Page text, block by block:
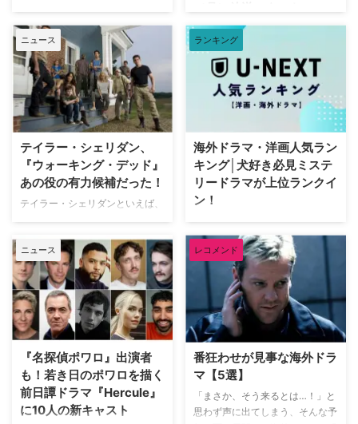
ーやスピンオフ作品『LAW &
ORDER クリミナル・インテン
ト』 …
ク・ドーキンス（通称：ドジャ
ー）役を務める『クイーンズ・ギ
ャンビット』のトーマス …
『グッド・オーメンズ』）が、映
像ソフトメーカーの米Criterion社
による人気企画「Criterion
Closet」に登場した。数多の名作
映画のDVDやBlu-rayが並ぶ夢の
ようなクローゼットを訪れたデヴ
ィッドは、自身が幼少期や俳優人
生の中で多大な影響を受けた名作
映画をピックアップ。その魅力を
熱く語った。 『バンデットQ』か
らオロノ劇の名作まで！独自のセ
ンスで選ぶ名作群 最初に彼が手
…
“ミステリーの女王”ことアガサ・
クリスティーによる小説をもとに
した『アガサ・クリスティー 無
実はさいなむ』が、NHK BSプレ
ミアム4Kにて8月10日（月）放送
スタート。 犯人はほかにいる…？
疑心暗鬼に襲われる一家 原作は
1958年に発表され、1984年に
『ドーバー海峡殺人事件』という
邦題で映画が作られたことも。そ
の際には、ドナルド・サザーラン
ド、フェイ・ダナウェイ、クリス
トファー・プラマーなどが出演し
ていた。 今回のドラマ版のキャ
ストには、過去にクリスティー作
品に出演したことのある顔ぶれが
多数含まれてい …
ニュース
テイラー・シェリダン、
『ウォーキング・デッド』
あの役の有力候補だった！
テイラー・シェリダンといえば、
『ウォーキング・デッド』で俳優
としてブレイクしていた可能性も
あるようだ。 「あと一歩で逃し
た役」のおかげで救われる 2018
年に始まった『イエローストー
ン』をはじめ、『メイヤー・オ
キング』『特殊作戦部隊：ライオ
ネス』『ランドマン』など、クリ
エイターとして次々とヒットドラ
マを生み出してきたシェリダン。
ランキング
海外ドラマ・洋画人気ラン
キング│犬好き必見ミステ
リードラマが上位ランクイ
ン！
動画配信サービスのU-NEXT（ユ
ーネクスト）で配信中の海外ドラ
マ・洋画人気ランキングをご紹
介。 海外ドラマ人気ランキング
トップ20【2026年7月】 2026年
7月のU-NEXTで人気の海外ドラ
マランキングトップ20は以下の
通り。 ハウス・オブ・ザ・ドラ
ゲーム・オブ・スローンズ 第一
章：七王国戦記【U-NEXT独占】
ハドソン＆レックス ～セントジ
ョンズ警察シェパード犬刑事 シ
ニュース
『名探偵ポワロ』出演者
も！若き日のポワロを描く
前日譚ドラマ『Hercule』
に10人の新キャスト
レコメンド
番狂わせが見事な海外ドラ
マ【5選】
「まさか、そう来るとは…！」と
思わず声に出てしまう、そんな予